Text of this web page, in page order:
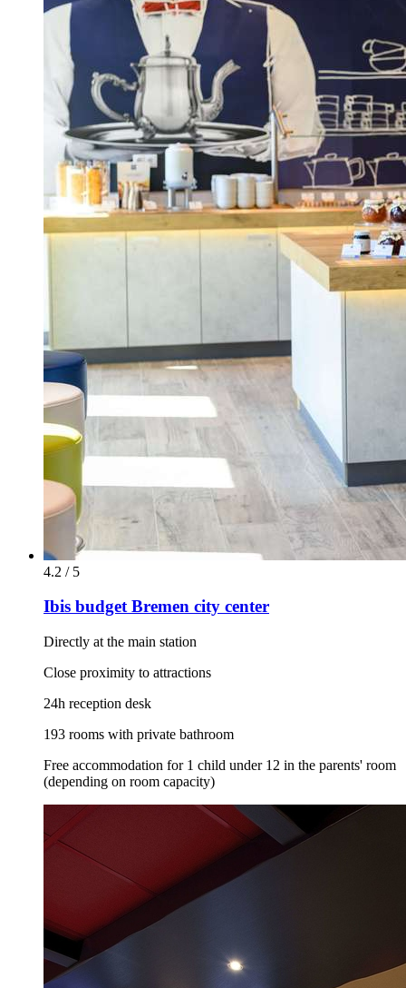
4.2 / 5
Ibis budget Bremen city center
Directly at the main station
Close proximity to attractions
24h reception desk
193 rooms with private bathroom
Free accommodation for 1 child under 12 in the parents' room
(depending on room capacity)